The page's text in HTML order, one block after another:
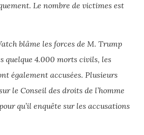
Le nombre de victimes est
blâme les forces de M. Trump
quelque 4.000 morts civils, les
également accusées. Plusieurs
le Conseil des droits de l’homme
qu’il enquête sur les accusations